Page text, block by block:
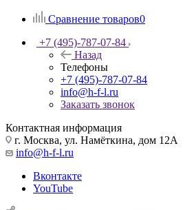
Сравнение товаров0
+7 (495)-787-07-84
Назад
Телефоны
+7 (495)-787-07-84
info@h-f-l.ru
Заказать звонок
Контактная информация
г. Москва, ул. Намёткина, дом 12А
info@h-f-l.ru
Вконтакте
YouTube